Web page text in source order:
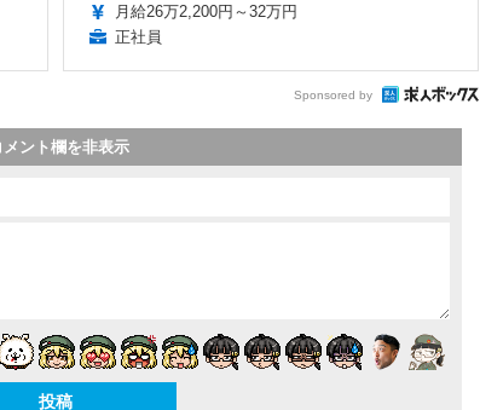
月給26万2,200円～32万円
正社員
Sponsored by
メント欄を非表示